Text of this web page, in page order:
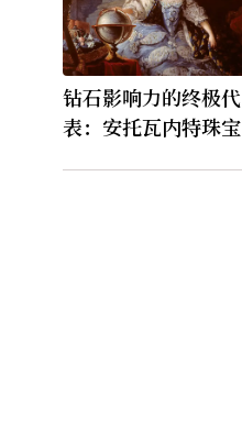
钻石影响力的终极代
表：安托瓦内特珠宝